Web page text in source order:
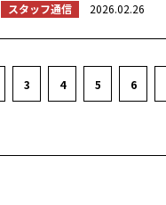
スタッフ通信 2026.02.26
3 4 5 6